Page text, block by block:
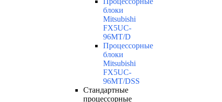
блоки
Mitsubishi
FX5UC-
96MT/D
Процессорные
блоки
Mitsubishi
FX5UC-
96MT/DSS
Стандартные
процессорные